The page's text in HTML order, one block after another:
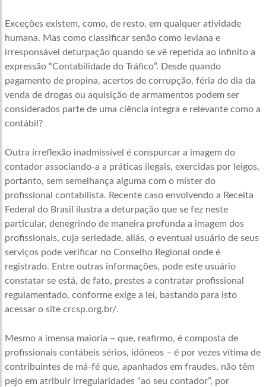
Exceções existem, como, de resto, em qualquer atividade
humana. Mas como classificar senão como leviana e
irresponsável deturpação quando se vê repetida ao infinito a
expressão “Contabilidade do Tráfico”. Desde quando
pagamento de propina, acertos de corrupção, féria do dia da
venda de drogas ou aquisição de armamentos podem ser
considerados parte de uma ciência íntegra e relevante como a
contábil?
Outra irreflexão inadmissível é conspurcar a imagem do
contador associando-a a práticas ilegais, exercidas por leigos,
portanto, sem semelhança alguma com o míster do
profissional contabilista. Recente caso envolvendo a Receita
Federal do Brasil ilustra a deturpação que se fez neste
particular, denegrindo de maneira profunda a imagem dos
profissionais, cuja seriedade, aliás, o eventual usuário de seus
serviços pode verificar no Conselho Regional onde é
registrado. Entre outras informações, pode este usuário
constatar se está, de fato, prestes a contratar profissional
regulamentado, conforme exige a lei, bastando para isto
acessar o site crcsp.org.br/.
Mesmo a imensa maioria – que, reafirmo, é composta de
profissionais contábeis sérios, idôneos – é por vezes vítima de
contribuintes de má-fé que, apanhados em fraudes, não têm
pejo em atribuir irregularidades “ao seu contador”, por